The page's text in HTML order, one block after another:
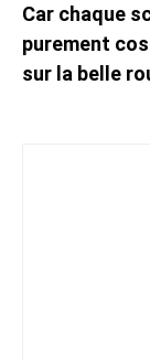
Car chaque
purement
sur la belle